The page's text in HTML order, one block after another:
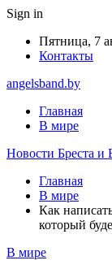
Sign in
Пятница, 7
Контакты
angelsband.by
Главная
В мире
Новости Бреста и
Главная
В мире
Как
который
В мире